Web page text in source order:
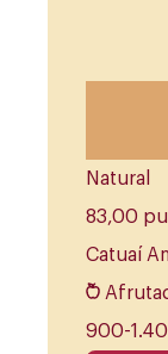
Natural
83,00
Catuaí
900-